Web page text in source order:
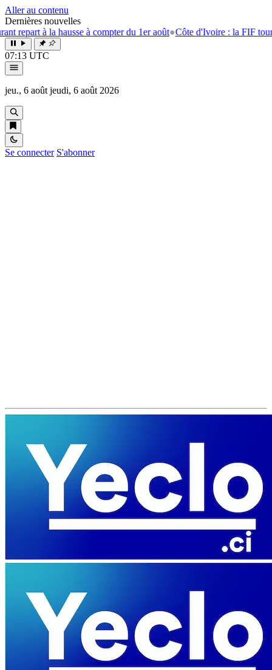
Aller au contenu
Dernières nouvelles
hausse à compter du 1er août●Côte d'Ivoire : la FIF tourne la page
07:13 UTC
jeu., 6 août jeudi, 6 août 2026
Se connecter S'abonner